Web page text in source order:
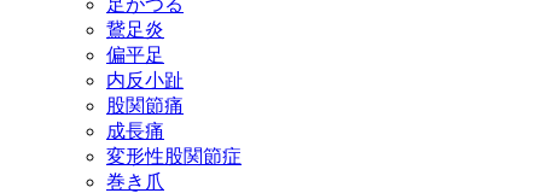
足がつる
鵞足炎
偏平足
内反小趾
股関節痛
成長痛
変形性股関節症
巻き爪